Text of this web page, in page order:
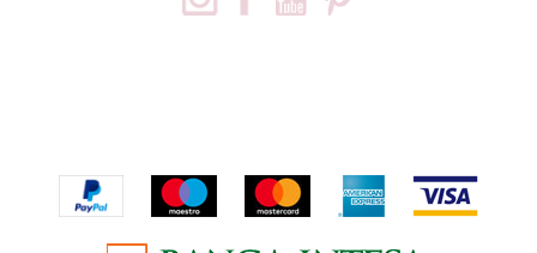
office@ninia.rs